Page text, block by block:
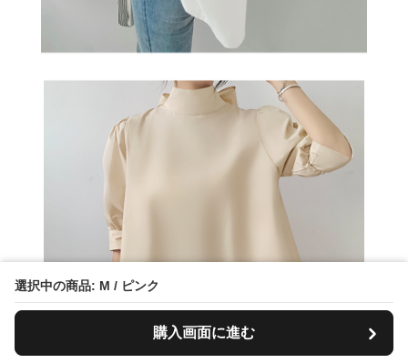
選択中の商品: M / ピンク
購入画面に進む